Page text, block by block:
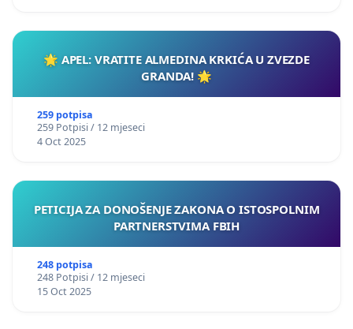
🌟 APEL: VRATITE ALMEDINA KRKIĆA U ZVEZDE
GRANDA! 🌟
259 potpisa
259 Potpisi / 12 mjeseci
4 Oct 2025
PETICIJA ZA DONOŠENJE ZAKONA O ISTOSPOLNIM
PARTNERSTVIMA FBIH
248 potpisa
248 Potpisi / 12 mjeseci
15 Oct 2025